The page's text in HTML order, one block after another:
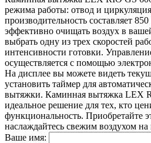
режима работы: отвод и
производительность составляет
эффективно очищать воздух в
выбрать одну из трех скоростей
интенсивности готовки.
осуществляется с помощью
На дисплее вы можете видеть
установить таймер для
вытяжки. Каминная вытяжка LEX
идеальное решение для тех, кто
функциональность. Приобретайте
наслаждайтесь свежим воздухом
Ваше имя: